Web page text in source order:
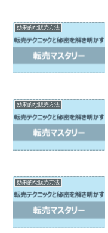
効果的な販売方法
効果的な販売方法
効果的な販売方法